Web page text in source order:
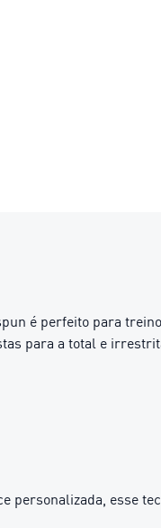
é perfeito para
para a total e
personalizada, esse